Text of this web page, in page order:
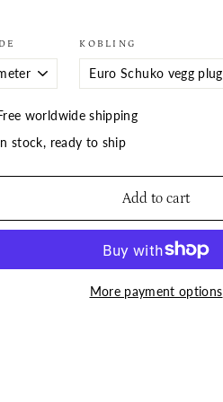
KOBLING
worldwide shipping
stock, ready to ship
Add to cart
More payment options